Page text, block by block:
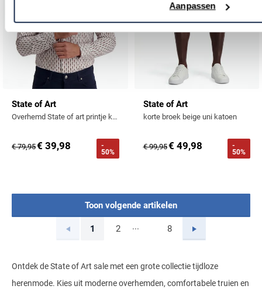
Aanpassen
State of Art
Overhemd State of art printje katoen stretch
€ 79,95€ 39,98
-
50%
State of Art
korte broek beige uni katoen
€ 99,95€ 49,98
-
50%
Toon volgende artikelen
Vorige
1
2
...
Page
8 Volgende
Ontdek de State of Art sale met een grote collectie tijdloze
herenmode. Kies uit moderne overhemden, comfortabele truien en